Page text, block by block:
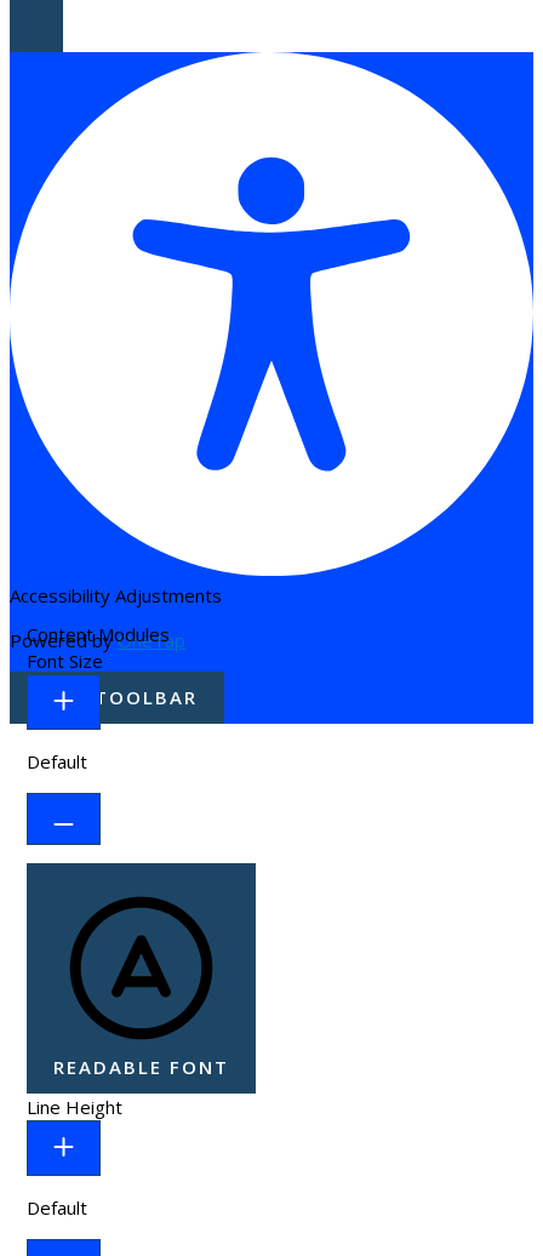
Accessibility Adjustments
Powered byOneTap
HIDE TOOLBAR
Content Modules
Font Size
Default
READABLE FONT
Line Height
Default